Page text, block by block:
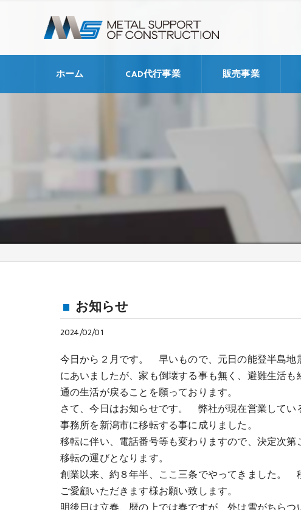
ホーム CAD代行事業 販売事業
お知らせ
2024/02/01
今日から２月です。 早いもので、元日の能登半島地
にあいましたが、家も倒壊する事も無く、避難生活
通の生活が戻ることを願っております。
さて、今日はお知らせです。 弊社が現在営業して
事務所を新潟市に移転する事に成りました。
移転に伴い、電話番号等も変わりますので、決定次
移転の運びとなります。
創業以来、約８年半、ここ三条でやってきました。
ご愛顧いただきます様お願い致します。